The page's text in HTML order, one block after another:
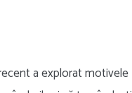
a explorat motivele